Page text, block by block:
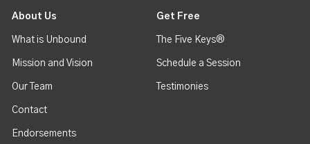
About Us
What is Unbound
Mission and Vision
Our Team
Contact
Endorsements
Get Free
The Five Keys®
Schedule a Session
Testimonies